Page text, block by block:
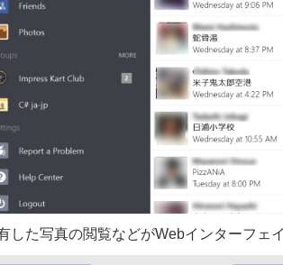
した写真の閲覧などがWebインターフェ